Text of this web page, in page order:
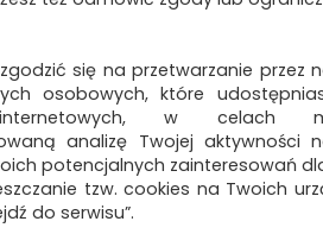
się na przetwarzanie przez
osobowych, które
w celach
analizę Twojej aktywności
potencjalnych zainteresowań
tzw. cookies na Twoich
do serwisu”.